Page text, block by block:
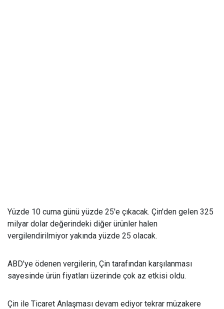
Yüzde 10 cuma günü yüzde 25'e çıkacak. Çin'den gelen 325
milyar dolar değerindeki diğer ürünler halen
vergilendirilmiyor yakında yüzde 25 olacak.
ABD'ye ödenen vergilerin, Çin tarafından karşılanması
sayesinde ürün fiyatları üzerinde çok az etkisi oldu.
Çin ile Ticaret Anlaşması devam ediyor tekrar müzakere